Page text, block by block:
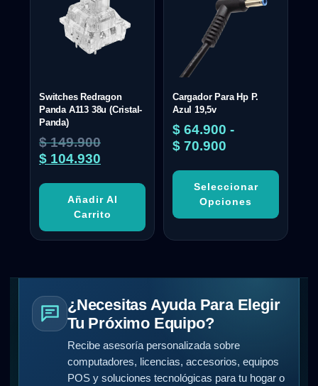
Switches Redragon
Panda A113 38u (Cristal-
Panda)
$149.900
$ 104.930
Añadir Al
Carrito
Cargador Para Hp P.
Azul 19,5v
$ 64.900 -
$ 70.900
Seleccionar
Opciones
¿Necesitas Ayuda Para Elegir
Tu Próximo Equipo?
Recibe asesoría personalizada sobre
computadores, licencias, accesorios, equipos
POS y soluciones tecnológicas para tu hogar o